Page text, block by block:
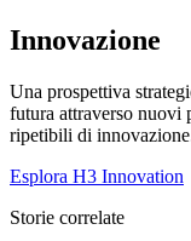
Innovazione
Una prospettiva
futura attraverso nuovi
ripetibili di
Esplora H3 Innovation
Storie correlate